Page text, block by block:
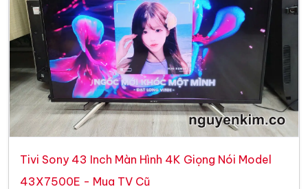
Tivi Sony 43 Inch Màn Hình 4K Giọng Nói Model
43X7500E - Mua TV Cũ